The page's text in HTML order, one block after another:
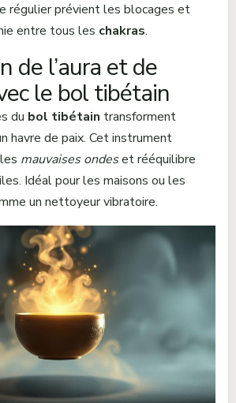
régulier prévient les blocages et
entre tous les chakras.
de l’aura et de
le bol tibétain
du bol tibétain transforment
havre de paix. Cet instrument
mauvaises ondeset rééquilibre
Idéal pour les maisons ou les
un nettoyeur vibratoire.